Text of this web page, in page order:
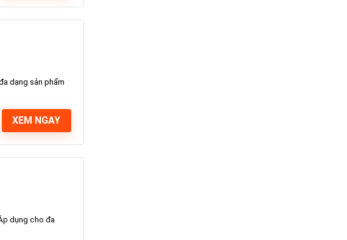
dạng sản phẩm
XEM NGAY
dụng cho đa